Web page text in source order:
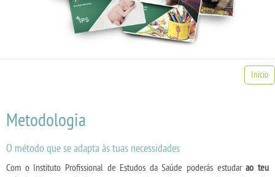
Inicio
Metodologia
O método que se adapta às tuas necessidades
Com o Instituto Profissional de Estudos da Saúde poderás estudarao teu